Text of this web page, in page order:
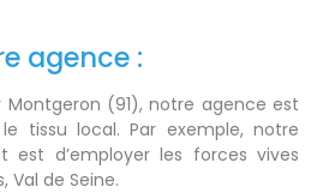
agence :
Montgeron (91), notre agence est
tissu local. Par exemple, notre
est d’employer les forces vives
Val de Seine.